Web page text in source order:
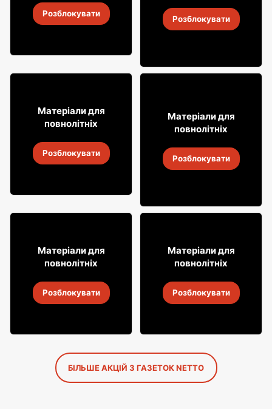
14 серп. 2026
Розблокувати
Алкогольні напої
Żołądkowa Gorzka
14 серп. 2026
Розблокувати
5299
14 серп. 2026
Матеріали для
повнолітніх
Розблокувати
6699
Алкогольні напої Metaxa
14 серп. 2026
Матеріали для
повнолітніх
Розблокувати
1549
14 серп. 2026
Матеріали для
повнолітніх
Розблокувати
2799
14 серп. 2026
Матеріали для
повнолітніх
Розблокувати
БІЛЬШЕ АКЦІЙ З ГАЗЕТОК NETTO